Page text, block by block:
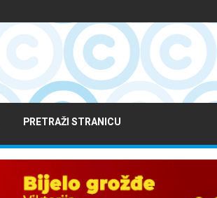
PRETRAŽI STRANICU